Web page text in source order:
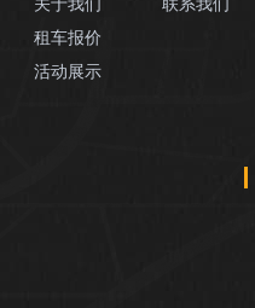
租车报价
活动展示